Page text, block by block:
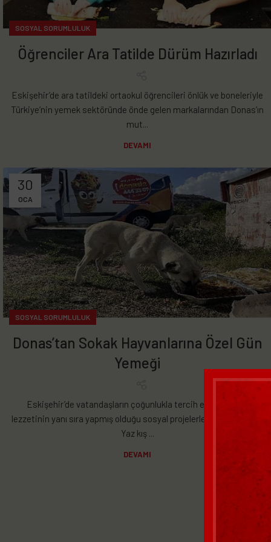
SOSYAL SORUMLULUK
Öğrenciler Ara Tatilde Dürüm Hazırladı
Eskişehir’de ara tatildeki ortaokul öğrencileri önlük ve boneleriyle
Türkiye’nin yemek sektöründe önde gelen markalarından Donas’ın
mut...
DEVAMI
30
OCA
SOSYAL SORUMLULUK
Donas’tan Sokak Hayvanlarına Özel Gün
Yemeği
Eskişehir’de vatandaşların çoğunlukla tercih ettiği Donas
lezzetinin yanı sıra yapmış olduğu sosyal projelerle dikkat çekiyor.
Yaz kış ...
DEVAMI